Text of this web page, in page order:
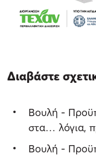
Διαβάστε
Βουλή -
στα… λόγια,
Βουλή -